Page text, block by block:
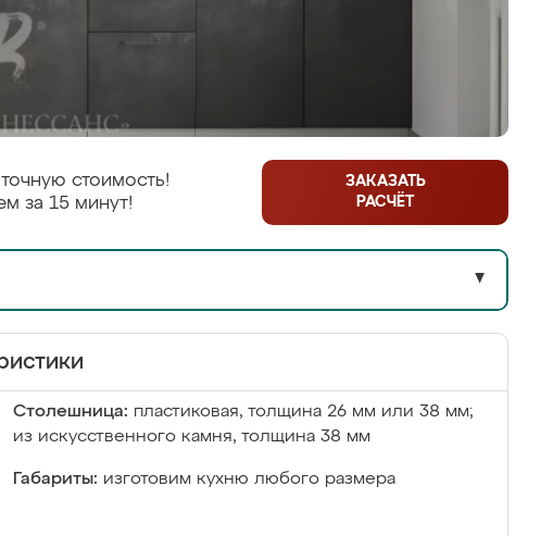
стоимость!
за 15 минут!
ЗАКАЗАТЬ
РАСЧЁТ
▼
Столешница: пластиковая, толщина 26 мм или 38 мм;
из искусственного камня, толщина 38 мм
Габариты: изготовим кухню любого размера